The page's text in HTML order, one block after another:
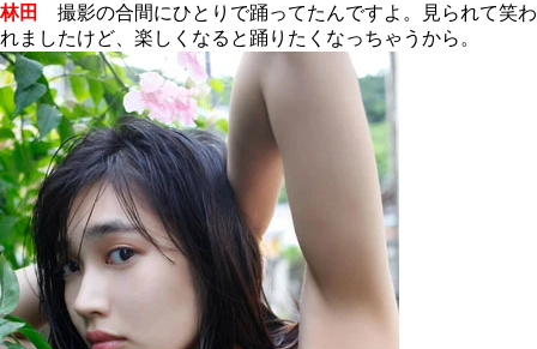
林田
撮影の合間にひとりで踊ってたんですよ。見られて笑わ
れましたけど、楽しくなると踊りたくなっちゃうから。